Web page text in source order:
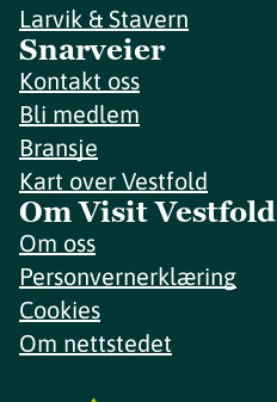
Larvik & Stavern
Snarveier
Kontakt oss
Bli medlem
Bransje
Kart over Vestfold
Om Visit Vestfold
Om oss
Personvernerklæring
Cookies
Om nettstedet